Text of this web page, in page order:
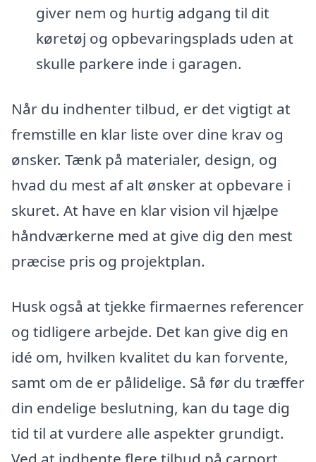
giver nem og hurtig adgang til dit
køretøj og opbevaringsplads uden at
skulle parkere inde i garagen.
Når du indhenter tilbud, er det vigtigt at
fremstille en klar liste over dine krav og
ønsker. Tænk på materialer, design, og
hvad du mest af alt ønsker at opbevare i
skuret. At have en klar vision vil hjælpe
håndværkerne med at give dig den mest
præcise pris og projektplan.
Husk også at tjekke firmaernes referencer
og tidligere arbejde. Det kan give dig en
idé om, hvilken kvalitet du kan forvente,
samt om de er pålidelige. Så før du træffer
din endelige beslutning, kan du tage dig
tid til at vurdere alle aspekter grundigt.